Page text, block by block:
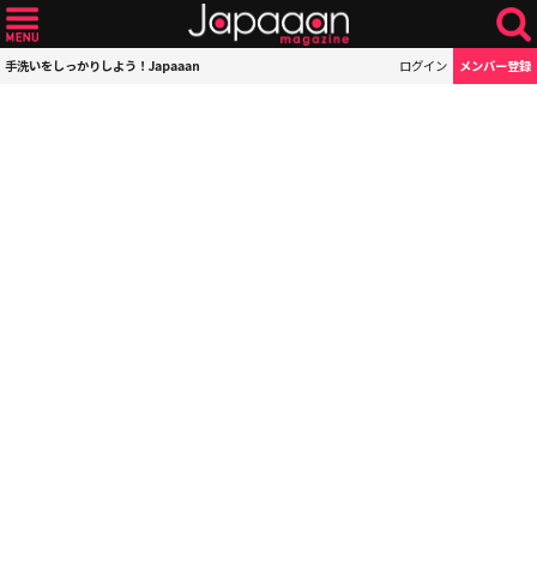
手洗いをしっかりしよう！Japaaan ログイン メンバー登録